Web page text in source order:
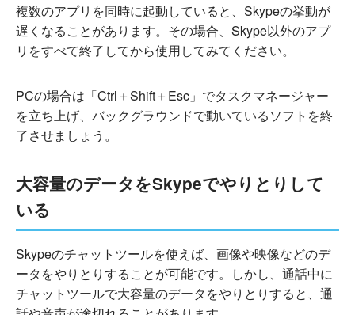
複数のアプリを同時に起動していると、Skypeの挙動が
遅くなることがあります。その場合、Skype以外のアプ
リをすべて終了してから使用してみてください。
PCの場合は「Ctrl＋Shift＋Esc」でタスクマネージャー
を立ち上げ、バックグラウンドで動いているソフトを終
了させましょう。
大容量のデータをSkypeでやりとりして
いる
Skypeのチャットツールを使えば、画像や映像などのデ
ータをやりとりすることが可能です。しかし、通話中に
チャットツールで大容量のデータをやりとりすると、通